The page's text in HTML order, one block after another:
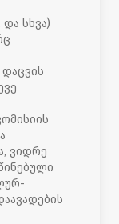
სხვა)
ვიდრე